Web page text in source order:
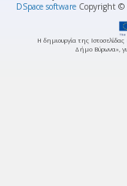
DSpace software Copyright ©
Η δημιουργία της
Δήμο Βύρωνα»,